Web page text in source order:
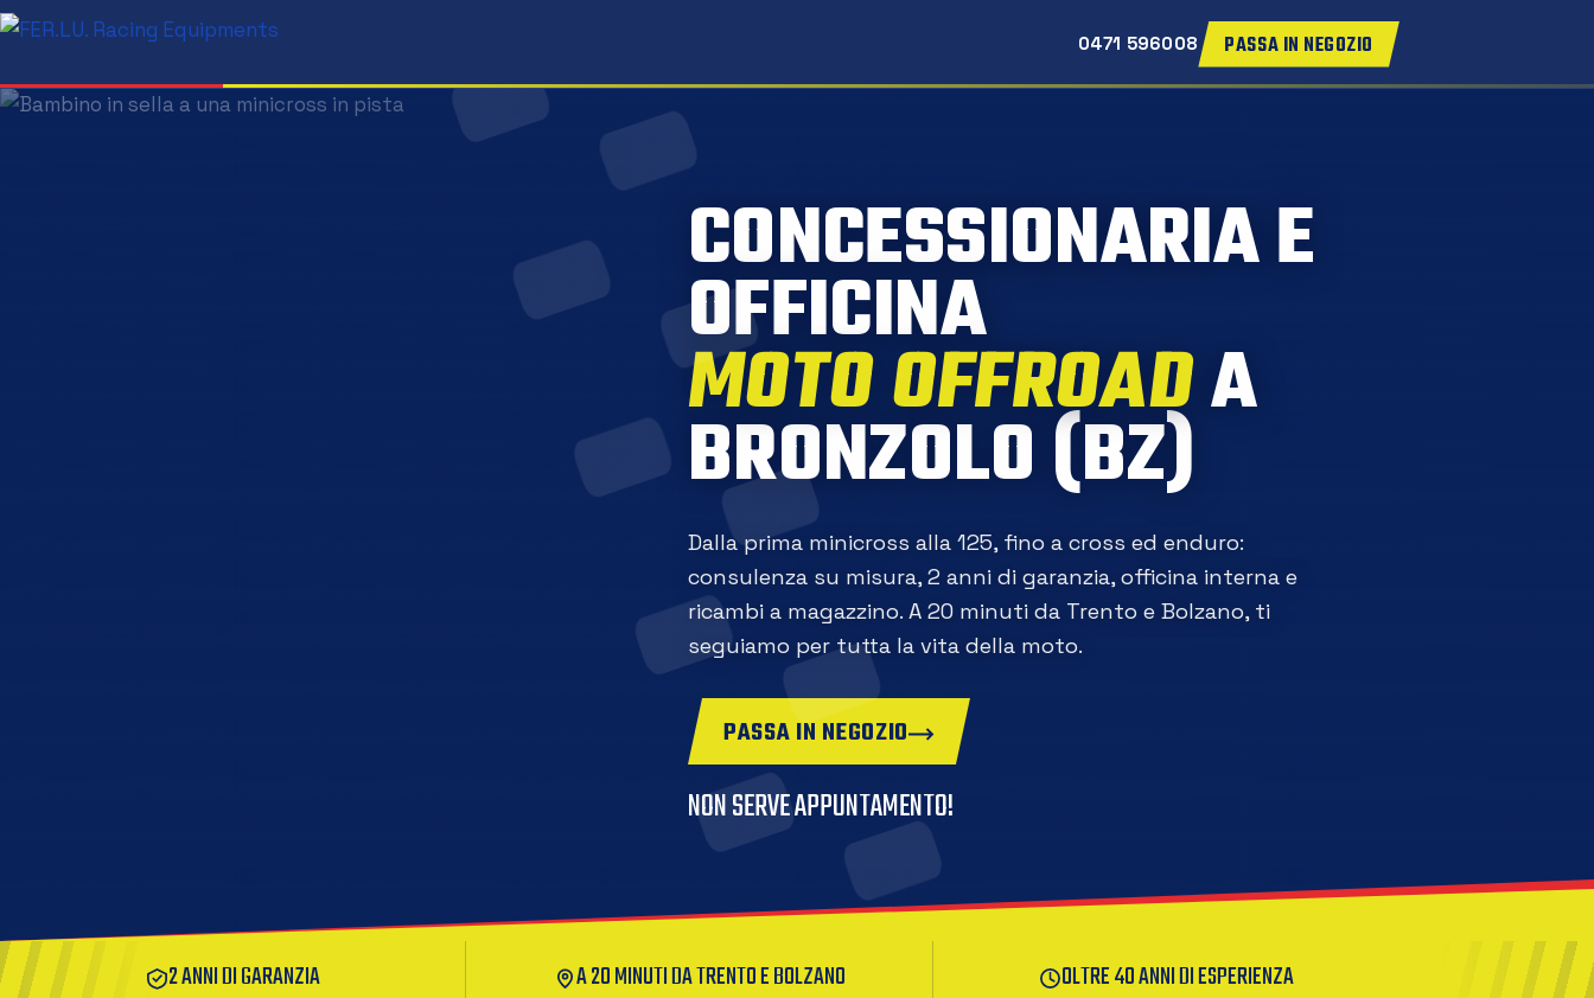
0471 596008 PASSA IN NEGOZIO
CONCESSIONARIA E
OFFICINA
MOTO OFFROADA
BRONZOLO (BZ)
Dalla prima minicross alla 125, fino a cross ed enduro:
consulenza su misura, 2 anni di garanzia, officina interna e
ricambi a magazzino. A 20 minuti da Trento e Bolzano, ti
seguiamo per tutta la vita della moto.
PASSA IN NEGOZIO
NON SERVE APPUNTAMENTO!
2 ANNI DI GARANZIA A 20 MINUTI DA TRENTO E BOLZANO OLTRE 40 ANNI DI ESPERIENZA